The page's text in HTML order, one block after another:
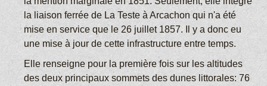
la liaison ferrée de La Teste à Arcachon qui n'a été
mise en service que le 26 juillet 1857. Il y a donc eu
une mise à jour de cette infrastructure entre temps.
Elle renseigne pour la première fois sur les altitudes
des deux principaux sommets des dunes littorales: 76